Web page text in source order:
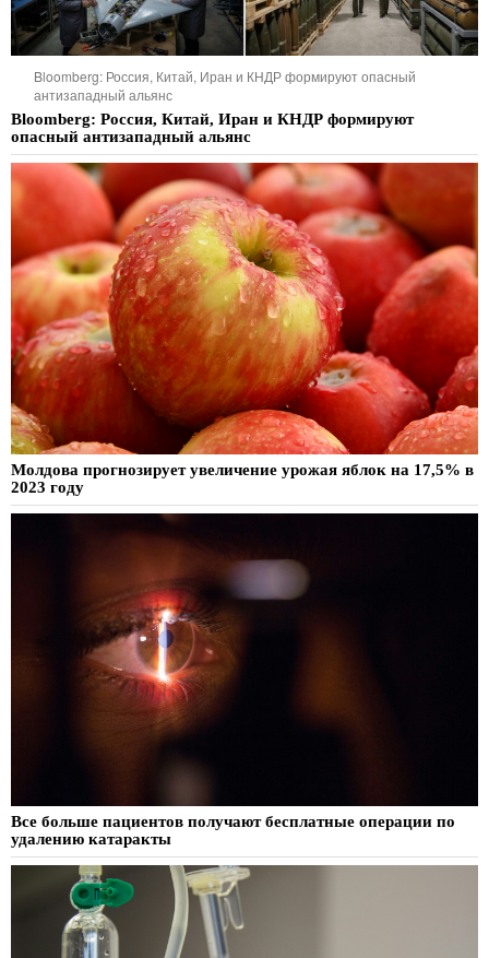
Bloomberg: Россия, Китай, Иран и КНДР формируют опасный
антизападный альянс
Bloomberg: Россия, Китай, Иран и КНДР формируют
опасный антизападный альянс
Молдова прогнозирует увеличение урожая яблок на 17,5% в
2023 году
Все больше пациентов получают бесплатные операции по
удалению катаракты